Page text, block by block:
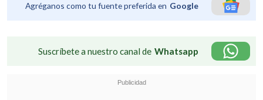
Agréganos como tu fuente preferida en Google
Suscríbete a nuestro canal de Whatsapp